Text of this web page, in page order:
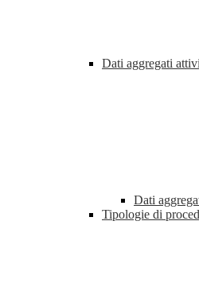
Dati aggregati
Dati
Tipologie di